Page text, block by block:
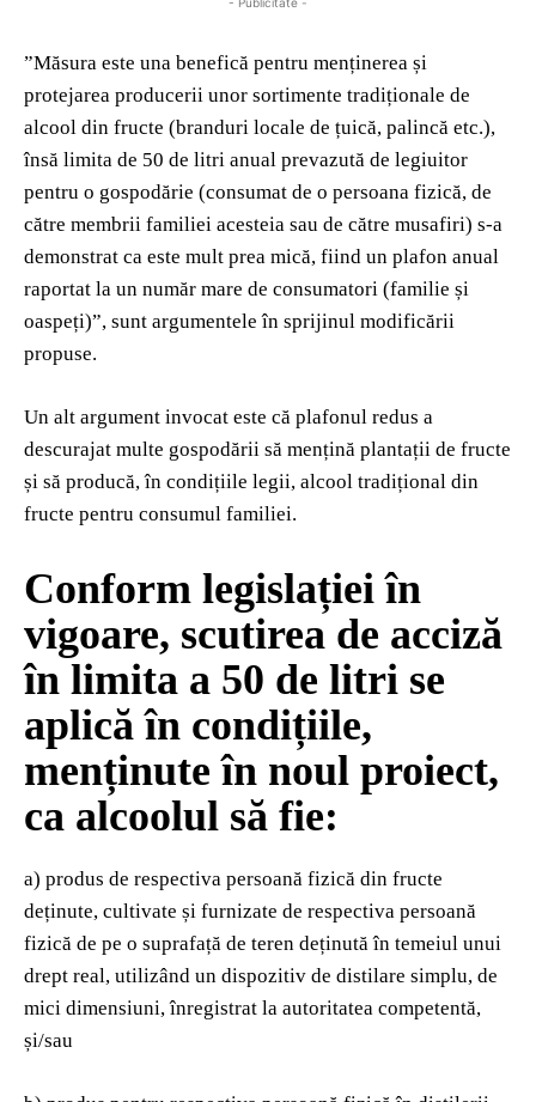
- Publicitate -
”Măsura este una benefică pentru menținerea și
protejarea producerii unor sortimente tradiționale de
alcool din fructe (branduri locale de țuică, palincă etc.),
însă limita de 50 de litri anual prevazută de legiuitor
pentru o gospodărie (consumat de o persoana fizică, de
către membrii familiei acesteia sau de către musafiri) s-a
demonstrat ca este mult prea mică, fiind un plafon anual
raportat la un număr mare de consumatori (familie și
oaspeți)”, sunt argumentele în sprijinul modificării
propuse.
Un alt argument invocat este că plafonul redus a
descurajat multe gospodării să mențină plantații de fructe
și să producă, în condițiile legii, alcool tradițional din
fructe pentru consumul familiei.
Conform legislației în
vigoare, scutirea de acciză
în limita a 50 de litri se
aplică în condițiile,
menținute în noul proiect,
ca alcoolul să fie:
a) produs de respectiva persoană fizică din fructe
deținute, cultivate și furnizate de respectiva persoană
fizică de pe o suprafață de teren deținută în temeiul unui
drept real, utilizând un dispozitiv de distilare simplu, de
mici dimensiuni, înregistrat la autoritatea competentă,
și/sau